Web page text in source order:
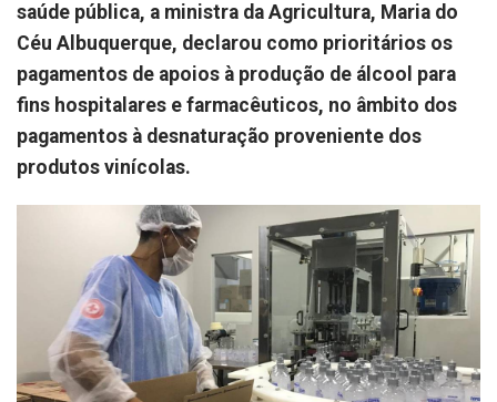
saúde pública, a ministra da Agricultura, Maria do
Céu Albuquerque, declarou como prioritários os
pagamentos de apoios à produção de álcool para
fins hospitalares e farmacêuticos, no âmbito dos
pagamentos à desnaturação proveniente dos
produtos vinícolas.